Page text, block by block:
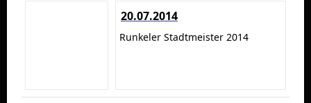
20.07.2014
Runkeler Stadtmeister 2014